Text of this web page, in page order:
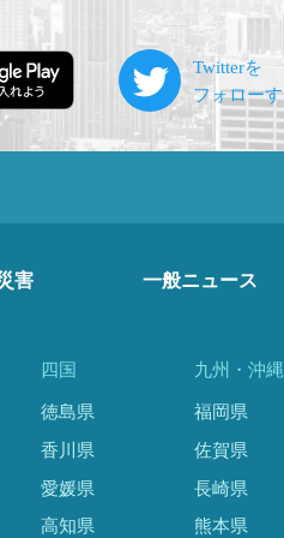
害 一般ニュース
四国
徳島県
香川県
愛媛県
高知県
九州・沖縄
福岡県
佐賀県
長崎県
熊本県